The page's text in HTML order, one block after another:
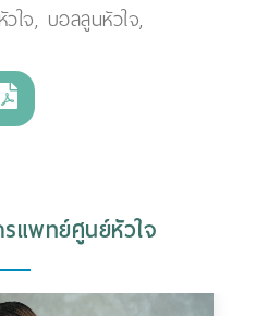
ใจ, บอลลูนหัวใจ,
แพทย์ศูนย์หัวใจ